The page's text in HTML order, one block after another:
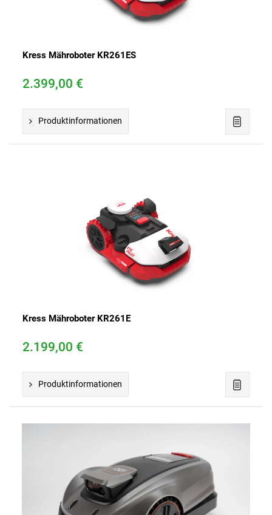
Kress Mähroboter KR261ES
2.399,00 €
Produktinformationen
Kress Mähroboter KR261E
2.199,00 €
Produktinformationen